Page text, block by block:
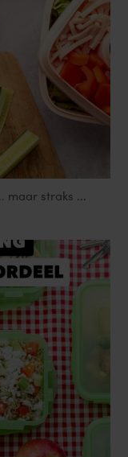
maar straks ...